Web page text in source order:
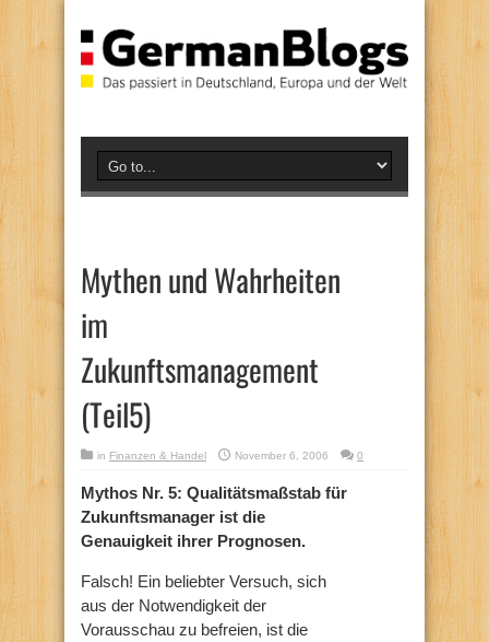
Mythen und Wahrheiten
im
Zukunftsmanagement
(Teil5)
in Finanzen & Handel November 6, 2006 0
Mythos Nr. 5: Qualitätsmaßstab für
Zukunftsmanager ist die
Genauigkeit ihrer Prognosen.
Falsch! Ein beliebter Versuch, sich
aus der Notwendigkeit der
Vorausschau zu befreien, ist die